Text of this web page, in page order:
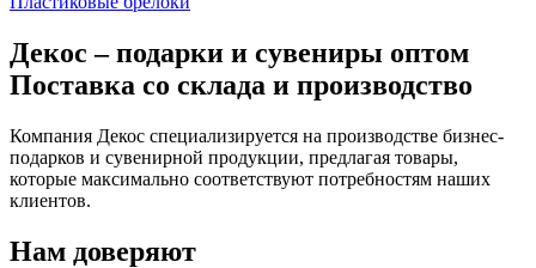
Декос – подарки и сувениры оптом
Поставка со склада и производство
Компания Декос специализируется на производстве бизнес-
подарков и сувенирной продукции, предлагая товары,
которые максимально соответствуют потребностям наших
клиентов.
Нам доверяют